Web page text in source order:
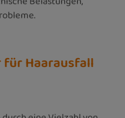
für Haarausfall